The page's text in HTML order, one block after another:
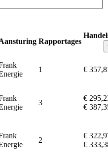
Rapportages
1 €
3
€
€
2
€
€